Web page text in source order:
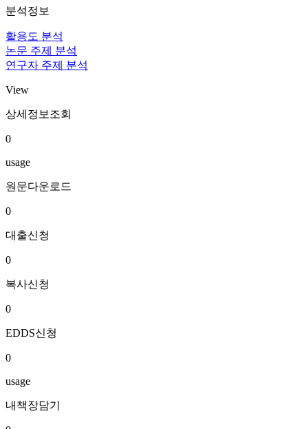
분석정보
활용도 분석
논문 주제 분석
연구자 주제 분석
View
상세정보조회
0
usage
원문다운로드
0
대출신청
0
복사신청
0
EDDS신청
0
usage
내책장담기